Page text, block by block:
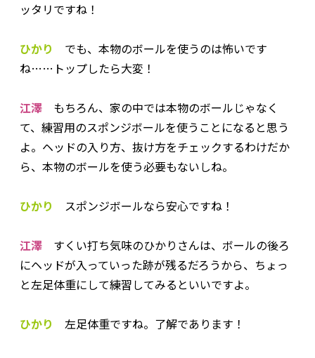
ッタリですね！
ひかり
でも、本物のボールを使うのは怖いです
ね……トップしたら大変！
江澤 もちろん、家の中では本物のボールじゃなく
て、練習用のスポンジボールを使うことになると思う
よ。ヘッドの入り方、抜け方をチェックするわけだか
ら、本物のボールを使う必要もないしね。
ひかり スポンジボールなら安心ですね！
江澤 すくい打ち気味のひかりさんは、ボールの後ろ
にヘッドが入っていった跡が残るだろうから、ちょっ
と左足体重にして練習してみるといいですよ。
ひかり 左足体重ですね。了解であります！